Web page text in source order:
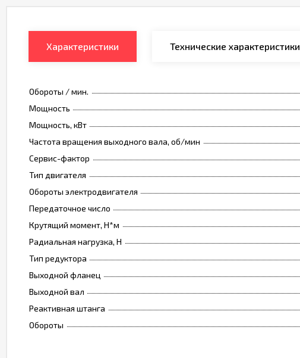
Характеристики Технические характеристики
Обороты / мин.
Мощность
Мощность, кВт
Частота вращения выходного вала, об/мин
Сервис-фактор
Тип двигателя
Обороты электродвигателя
Передаточное число
Крутящий момент, Н*м
Радиальная нагрузка, Н
Тип редуктора
Выходной фланец
Выходной вал
Реактивная штанга
Обороты